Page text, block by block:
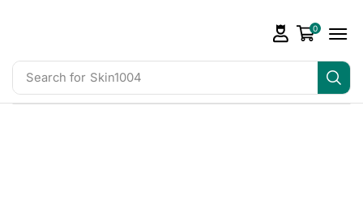
Search for Skin1004
0